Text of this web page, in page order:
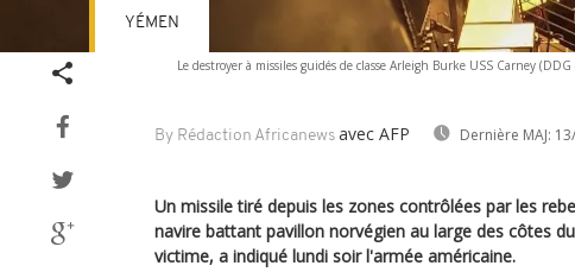
Le destroyer à missiles guidés de classe Arleigh Burke USS Carney
By Rédaction Africanews avec AFP Dernière MAJ:
YÉMEN
Un missile tiré depuis les zones contrôlées par les
navire battant pavillon norvégien au large des côtes
victime, a indiqué lundi soir l'armée américaine.